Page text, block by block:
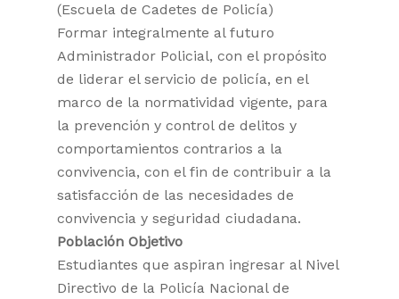
(Escuela de Cadetes de Policía)
Formar integralmente al futuro
Administrador Policial, con el propósito
de liderar el servicio de policía, en el
marco de la normatividad vigente, para
la prevención y control de delitos y
comportamientos contrarios a la
convivencia, con el fin de contribuir a la
satisfacción de las necesidades de
convivencia y seguridad ciudadana.
Población Objetivo
Estudiantes que aspiran ingresar al Nivel
Directivo de la Policía Nacional de